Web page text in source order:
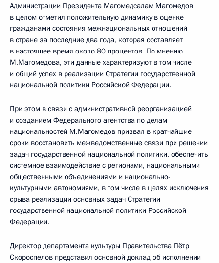
Администрации Президента Магомедсалам Магомедов
в целом отметил положительную динамику в оценке
гражданами состояния межнациональных отношений
в стране за последние два года, которая составляет
в настоящее время около 80 процентов. По мнению
М.Магомедова, эти данные характеризуют в том числе
и общий успех в реализации Стратегии государственной
национальной политики Российской Федерации.
При этом в связи с административной реорганизацией
и созданием Федерального агентства по делам
национальностей М.Магомедов призвал в кратчайшие
сроки восстановить межведомственные связи при решении
задач государственной национальной политики, обеспечить
системное взаимодействие с регионами, национальными
общественными объединениями и национально-
культурными автономиями, в том числе в целях исключения
срыва реализации основных задач Стратегии
государственной национальной политики Российской
Федерации.
Директор департамента культуры Правительства Пётр
Скороспелов представил основной доклад об исполнении